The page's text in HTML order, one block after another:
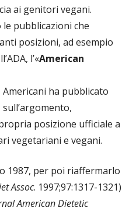
ai genitori vegani.
pubblicazioni che
posizioni, ad esempio
l’«American
Americani ha pubblicato
posizione ufficiale a
vegetariani e vegani.
1987, per poi riaffermarlo
Assoc. 1997;97:1317-1321)
American Dietetic